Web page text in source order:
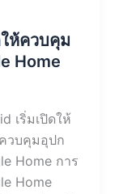
ห้ควบคุม
Home
เริ่มเปิดให้
วบคุมอุปก
Home การ
Home